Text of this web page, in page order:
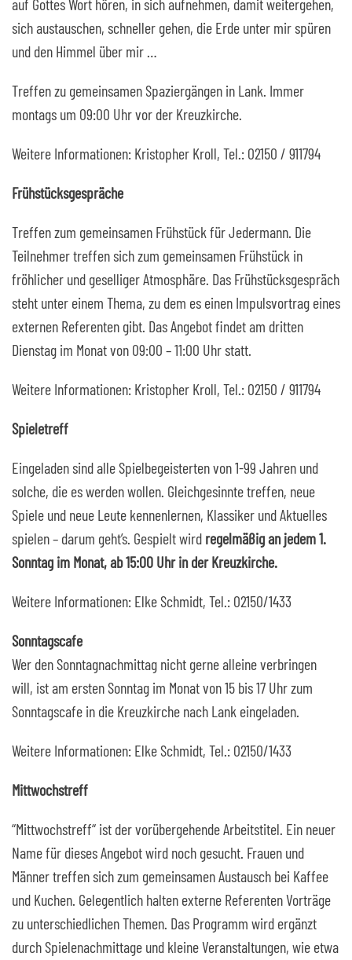
auf Gottes Wort hören, in sich aufnehmen, damit weitergehen,
sich austauschen, schneller gehen, die Erde unter mir spüren
und den Himmel über mir …
Treffen zu gemeinsamen Spaziergängen in Lank. Immer
montags um 09:00 Uhr vor der Kreuzkirche.
Weitere Informationen: Kristopher Kroll, Tel.: 02150 / 911794
Frühstücksgespräche
Treffen zum gemeinsamen Frühstück für Jedermann. Die
Teilnehmer treffen sich zum gemeinsamen Frühstück in
fröhlicher und geselliger Atmosphäre. Das Frühstücksgespräch
steht unter einem Thema, zu dem es einen Impulsvortrag eines
externen Referenten gibt. Das Angebot findet am dritten
Dienstag im Monat von 09:00 – 11:00 Uhr statt.
Weitere Informationen: Kristopher Kroll, Tel.: 02150 / 911794
Spieletreff
Eingeladen sind alle Spielbegeisterten von 1-99 Jahren und
solche, die es werden wollen. Gleichgesinnte treffen, neue
Spiele und neue Leute kennenlernen, Klassiker und Aktuelles
spielen – darum geht’s. Gespielt wird regelmäßig an jedem 1.
Sonntag im Monat, ab 15:00 Uhr in der Kreuzkirche.
Weitere Informationen: Elke Schmidt, Tel.: 02150/1433
Sonntagscafe
Wer den Sonntagnachmittag nicht gerne alleine verbringen
will, ist am ersten Sonntag im Monat von 15 bis 17 Uhr zum
Sonntagscafe in die Kreuzkirche nach Lank eingeladen.
Weitere Informationen: Elke Schmidt, Tel.: 02150/1433
Mittwochstreff
“Mittwochstreff“ ist der vorübergehende Arbeitstitel. Ein neuer
Name für dieses Angebot wird noch gesucht. Frauen und
Männer treffen sich zum gemeinsamen Austausch bei Kaffee
und Kuchen. Gelegentlich halten externe Referenten Vorträge
zu unterschiedlichen Themen. Das Programm wird ergänzt
durch Spielenachmittage und kleine Veranstaltungen, wie etwa